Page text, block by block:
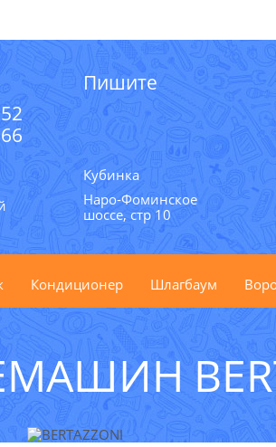
Пишите
Кубинка
Наро-Фоминское
шоссе, стр 10
Кондиционер Шлагбаум